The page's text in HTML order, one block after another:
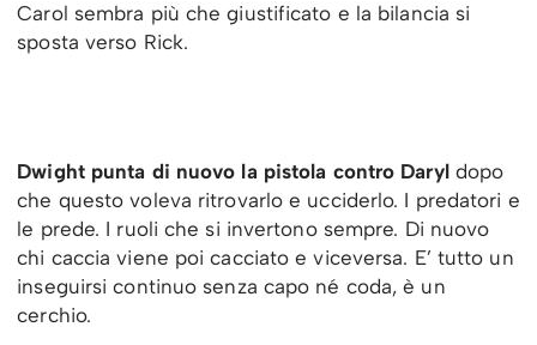
Carol sembra più che giustificato e la bilancia si
sposta verso Rick.
Dwight punta di nuovo la pistola contro Daryldopo
che questo voleva ritrovarlo e ucciderlo. I predatori e
le prede. I ruoli che si invertono sempre. Di nuovo
chi caccia viene poi cacciato e viceversa. E’ tutto un
inseguirsi continuo senza capo né coda, è un
cerchio.